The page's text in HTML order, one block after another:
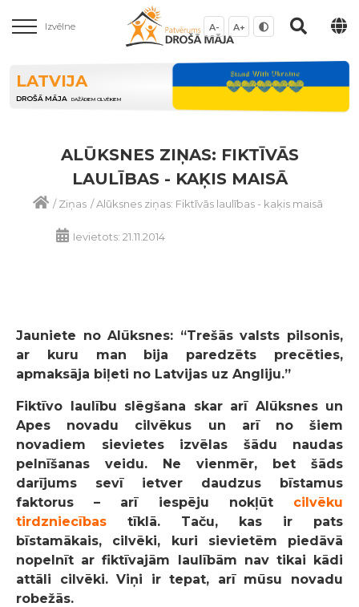
Izvēlne A- A+
LATVIJA
DROŠĀ MĀJA DAŽĀDIEM CILVĒKIEM
ALŪKSNES ZIŅAS: FIKTĪVĀS
LAULĪBAS - KAĶIS MAISĀ
/Ziņas /Alūksnes ziņas: Fiktīvās laulības - kaķis maisā
Ievietots: 21.11.2014
Jauniete no Alūksnes: “Trešās valsts pilsonis,
ar kuru man bija paredzēts precēties,
apmaksāja biļeti no Latvijas uz Angliju.”
Fiktīvo laulību slēgšana skar arī Alūksnes un
Apes novadu cilvēkus un arī no šiem
novadiem sievietes izvēlas šādu naudas
pelnīšanas veidu. Ne vienmēr, bet šāds
darījums sevī ietver daudzus bīstamus
faktorus – arī iespēju nokļūt cilvēku
tirdzniecības tīklā. Taču, kas ir pats
bīstamākais, cilvēki, kuri sievietēm piedāvā
nopelnīt ar fiktīvajām laulībām nav tikai kādi
attāli cilvēki. Viņi ir tepat, arī mūsu novadu
robežās.